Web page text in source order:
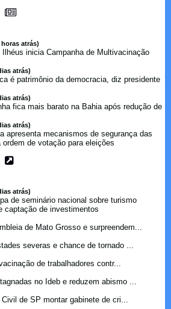
horas atrás)
Ilhéus inicia Campanha de Multivacinação
atrás)
é patrimônio da democracia, diz presidente
atrás)
fica mais barato na Bahia após redução de
atrás)
apresenta mecanismos de segurança das
ordem de votação para eleições
atrás)
de seminário nacional sobre turismo
captação de investimentos
de Mato Grosso e surpreendem...
severas e chance de tornado ...
de trabalhadores contr...
no Ideb e reduzem abismo ...
de SP montar gabinete de cri...